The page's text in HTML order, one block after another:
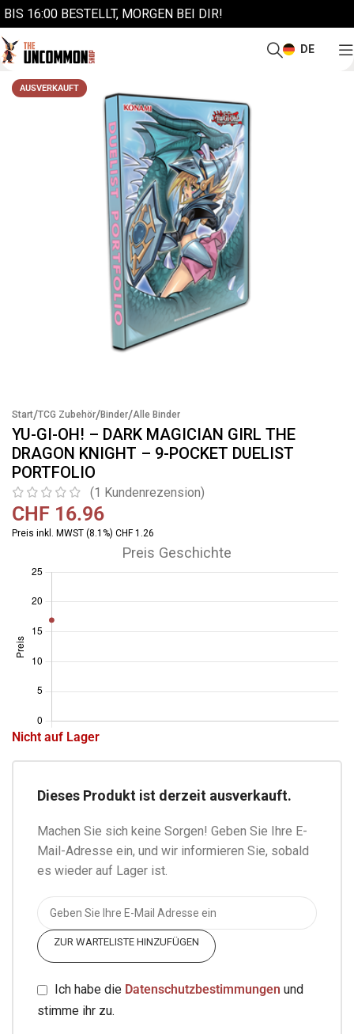
BIS 16:00 BESTELLT, MORGEN BEI DIR!
DE
AUSVERKAUFT
Start/TCG Zubehör/Binder/Alle Binder
YU-GI-OH! – DARK MAGICIAN GIRL THE
DRAGON KNIGHT – 9-POCKET DUELIST
PORTFOLIO
(1 Kundenrezension)
CHF 16.96
Preis inkl. MWST (8.1%) CHF 1.26
Preis Geschichte
Nicht auf Lager
Dieses Produkt ist derzeit ausverkauft.
Machen Sie sich keine Sorgen! Geben Sie Ihre E-
Mail-Adresse ein, und wir informieren Sie, sobald
es wieder auf Lager ist.
ZUR WARTELISTE HINZUFÜGEN
Ich habe die Datenschutzbestimmungen und
stimme ihr zu.